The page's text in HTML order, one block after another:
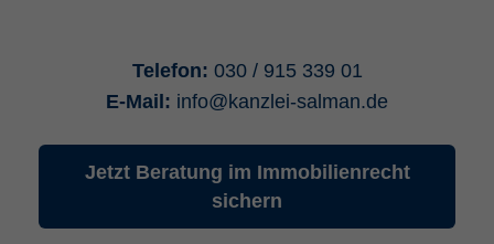
Telefon: 030 / 915 339 01
E-Mail: info@ kanzlei-salman.de
Jetzt Beratung im Immobilienrecht
sichern
Speichert Einstellungen zur Einwilligung in
die Nutzung von Google Diensten im lokalen
Datenschutzerklärung